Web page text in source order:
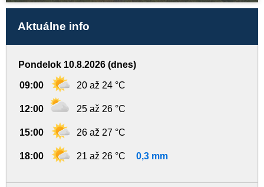
Aktuálne info
Pondelok 10.8.2026 (dnes)
09:00 20 až 24 °C
12:00 25 až 26 °C
15:00 26 až 27 °C
18:00 21 až 26 °C 0,3 mm